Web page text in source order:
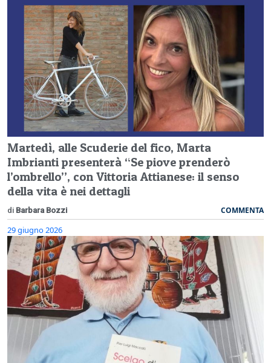
Martedì, alle Scuderie del fico, Marta
Imbrianti presenterà “Se piove prenderò
l’ombrello”, con Vittoria Attianese: il senso
della vita è nei dettagli
di Barbara Bozzi COMMENTA
29 giugno 2026